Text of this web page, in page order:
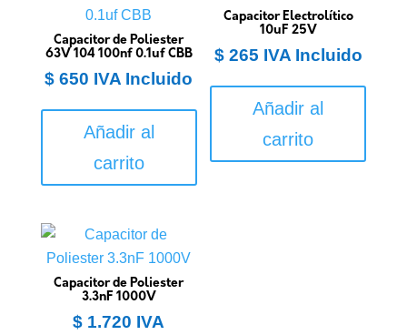
Capacitor de Poliester
63V 104 100nf 0.1uf CBB
$ 650 IVA Incluido
Añadir al
carrito
Capacitor Electrolítico
10uF 25V
$265 IVA Incluido
Añadir al
carrito
Capacitor de Poliester
3.3nF 1000V
$ 1.720 IVA